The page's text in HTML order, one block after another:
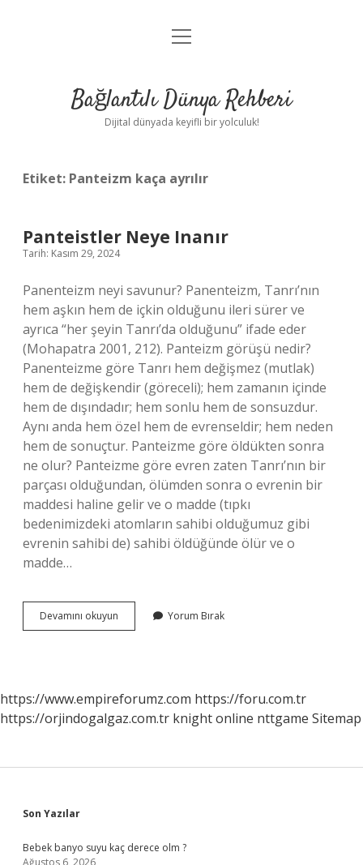
Anasayfa
Yasal Uyarı
menüyü
Bağlantılı Dünya Rehberi
Dijital dünyada keyifli bir yolculuk!
Etiket: Panteizm kaça ayrılır
Panteistler Neye Inanır
Tarih: Kasım 29, 2024
Panenteizm neyi savunur? Panenteizm, Tanrı’nın
hem aşkın hem de içkin olduğunu ileri sürer ve
ayrıca “her şeyin Tanrı’da olduğunu” ifade eder
(Mohapatra 2001, 212). Panteizm görüşü nedir?
Panenteizme göre Tanrı hem değişmez (mutlak)
hem de değişkendir (göreceli); hem zamanın içinde
hem de dışındadır; hem sonlu hem de sonsuzdur.
Aynı anda hem özel hem de evrenseldir; hem neden
hem de sonuçtur. Panteizme göre öldükten sonra
ne olur? Panteizme göre evren zaten Tanrı’nın bir
parçası olduğundan, ölümden sonra o evrenin bir
maddesi haline gelir ve o madde (tıpkı
bedenimizdeki atomların sahibi olduğumuz gibi
evrenin sahibi de) sahibi öldüğünde ölür ve o
madde…
Devamını okuyun Panteistler
Neye
Yorum Bırak
https://www.empireforumz.com https://foru.com.tr
https://orjindogalgaz.com.tr knight online nttgame Sitemap
Sidebar
Son Yazılar
Bebek banyo suyu kaç derece olm ?
Ağustos 6, 2026